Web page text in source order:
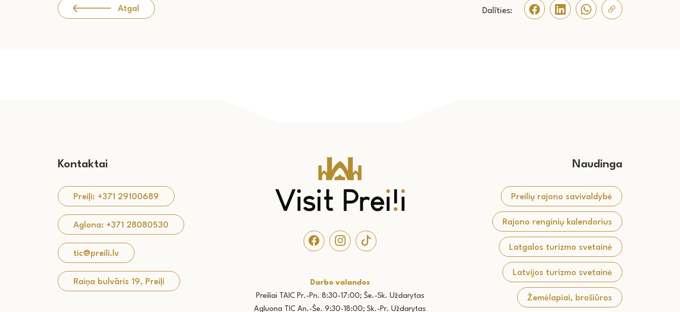
Atgal Dalīties:
Kontaktai
Preiļi: +371 29100689
Aglona: +371 28080530
tic@preili.lv
Raiņa bulvāris 19, Preiļi
Darbo valandos
Preiliai TAIC Pr.- Pn. 8:30-17:00; Še.-Sk. Uždarytas
Agluona TIC An.-Še. 9:30-18:00; Sk.-Pr. Uždarytas
Naudinga
Preilių rajono savivaldybė
Rajono renginių kalendorius
Latgalos turizmo svetainė
Latvijos turizmo svetainė
Žemėlapiai, brošiūros